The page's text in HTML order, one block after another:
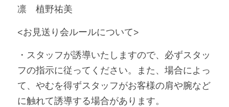
凛　植野祐美
<お見送り会ルールについて>
・スタッフが誘導いたしますので、必ずスタッ
フの指示に従ってください。また、場合によっ
て、やむを得ずスタッフがお客様の肩や腕など
に触れて誘導する場合があります。